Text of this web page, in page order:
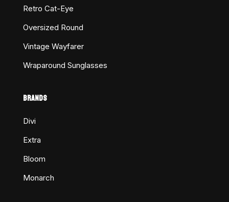
Retro Cat-Eye
Oversized Round
Vintage Wayfarer
Wraparound Sunglasses
BRANDS
Divi
Extra
Bloom
Monarch